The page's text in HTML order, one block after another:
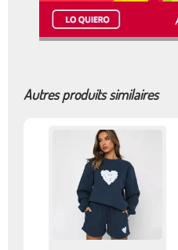
Autres produits similaires